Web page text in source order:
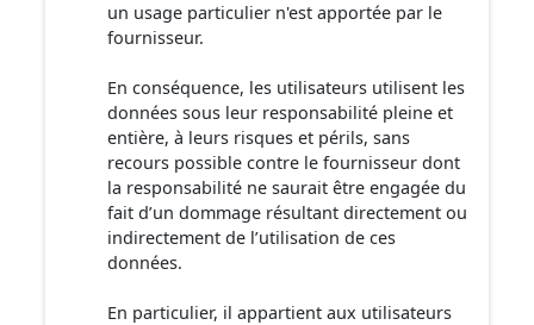
un usage particulier n'est apportée par le
fournisseur.
En conséquence, les utilisateurs utilisent les
données sous leur responsabilité pleine et
entière, à leurs risques et périls, sans
recours possible contre le fournisseur dont
la responsabilité ne saurait être engagée du
fait d’un dommage résultant directement ou
indirectement de l’utilisation de ces
données.
En particulier, il appartient aux utilisateurs